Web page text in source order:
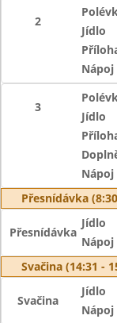
2
Jídlo
Nápoj
3
Jídlo
Nápoj
Přesnídávka
Přesnídávka
Jídlo
Nápoj
Svačina (14:31 -
Svačina
Jídlo
Nápoj